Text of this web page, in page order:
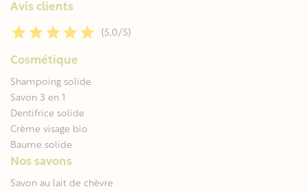
Avis clients
(5,0/5)
Cosmétique
Shampoing solide
Savon 3 en 1
Dentifrice solide
Crème visage bio
Baume solide
Nos savons
Savon au lait de chèvre